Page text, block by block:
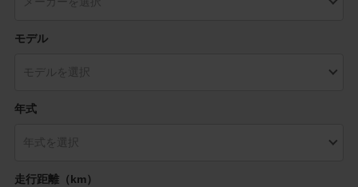
モデル
年式
走行距離（km）